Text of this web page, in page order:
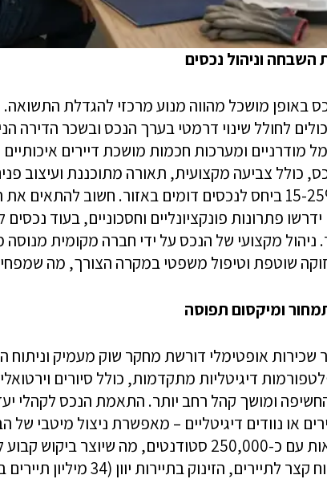
השבחה וניהול נכסים
באופן מושכל מהווה מנוע מרכזי להגדלת
לחולל שינוי דרמטי בערך הנכס ובשכר הדירה
מודרניים ומערכות חכמות מושכת דיירים
כולל צביעה מקצועית, תאורה מתוכננת ועיצוב
הדירה ב-15-25% ביחס לנכסים דומים באזור. חשוב
פתרונות פונקציונליים וחסכוניים, בעוד
ניהול מקצועי של הנכס על ידי חברה מקומית מנוסה
שוטפת וטיפול משפטי במקרה הצורך, מה
ומיקסום תפוסה
שכירות אופטימלי דורשת מחקר שוק מעמיק וניתוח
דיגיטליות מתקדמות, כולל סיורים
ומושך קהל רחב יותר. התאמת הנכס לקהלי
אוניברסיטאות עם כ-250,000 סטודנטים, מה